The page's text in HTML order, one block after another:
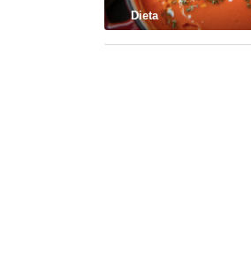
Dieta